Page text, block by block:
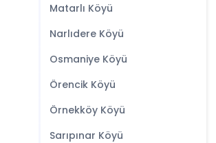
Matarlı Köyü
Narlıdere Köyü
Osmaniye Köyü
Örencik Köyü
Örnekköy Köyü
Sarıpınar Köyü